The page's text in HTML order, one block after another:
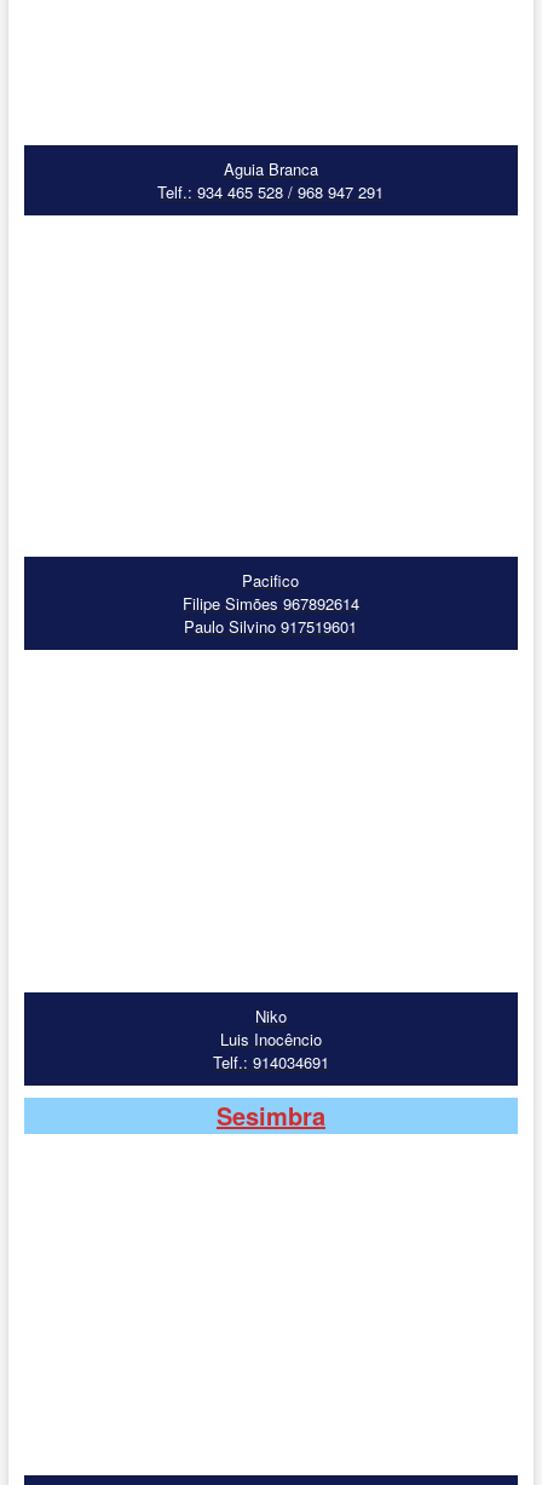
Aguia Branca
Telf.: 934 465 528 / 968 947 291
Pacifico
Filipe Simões 967892614
Paulo Silvino 917519601
Niko
Luis Inocêncio
Telf.: 914034691
Sesimbra